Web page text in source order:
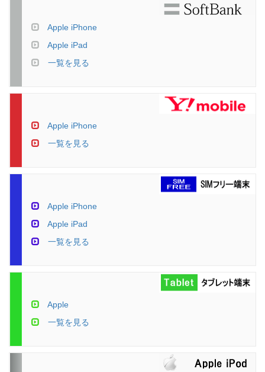
Apple iPhone
Apple iPad
一覧を見る
Apple iPhone
一覧を見る
Apple iPhone
Apple iPad
一覧を見る
Apple
一覧を見る